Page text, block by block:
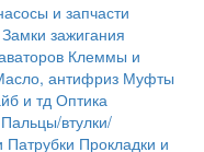
и запчасти
Замки зажигания
Клеммы и
антифриз Муфты
и тд Оптика
Пальцы/втулки/
Патрубки Прокладки и